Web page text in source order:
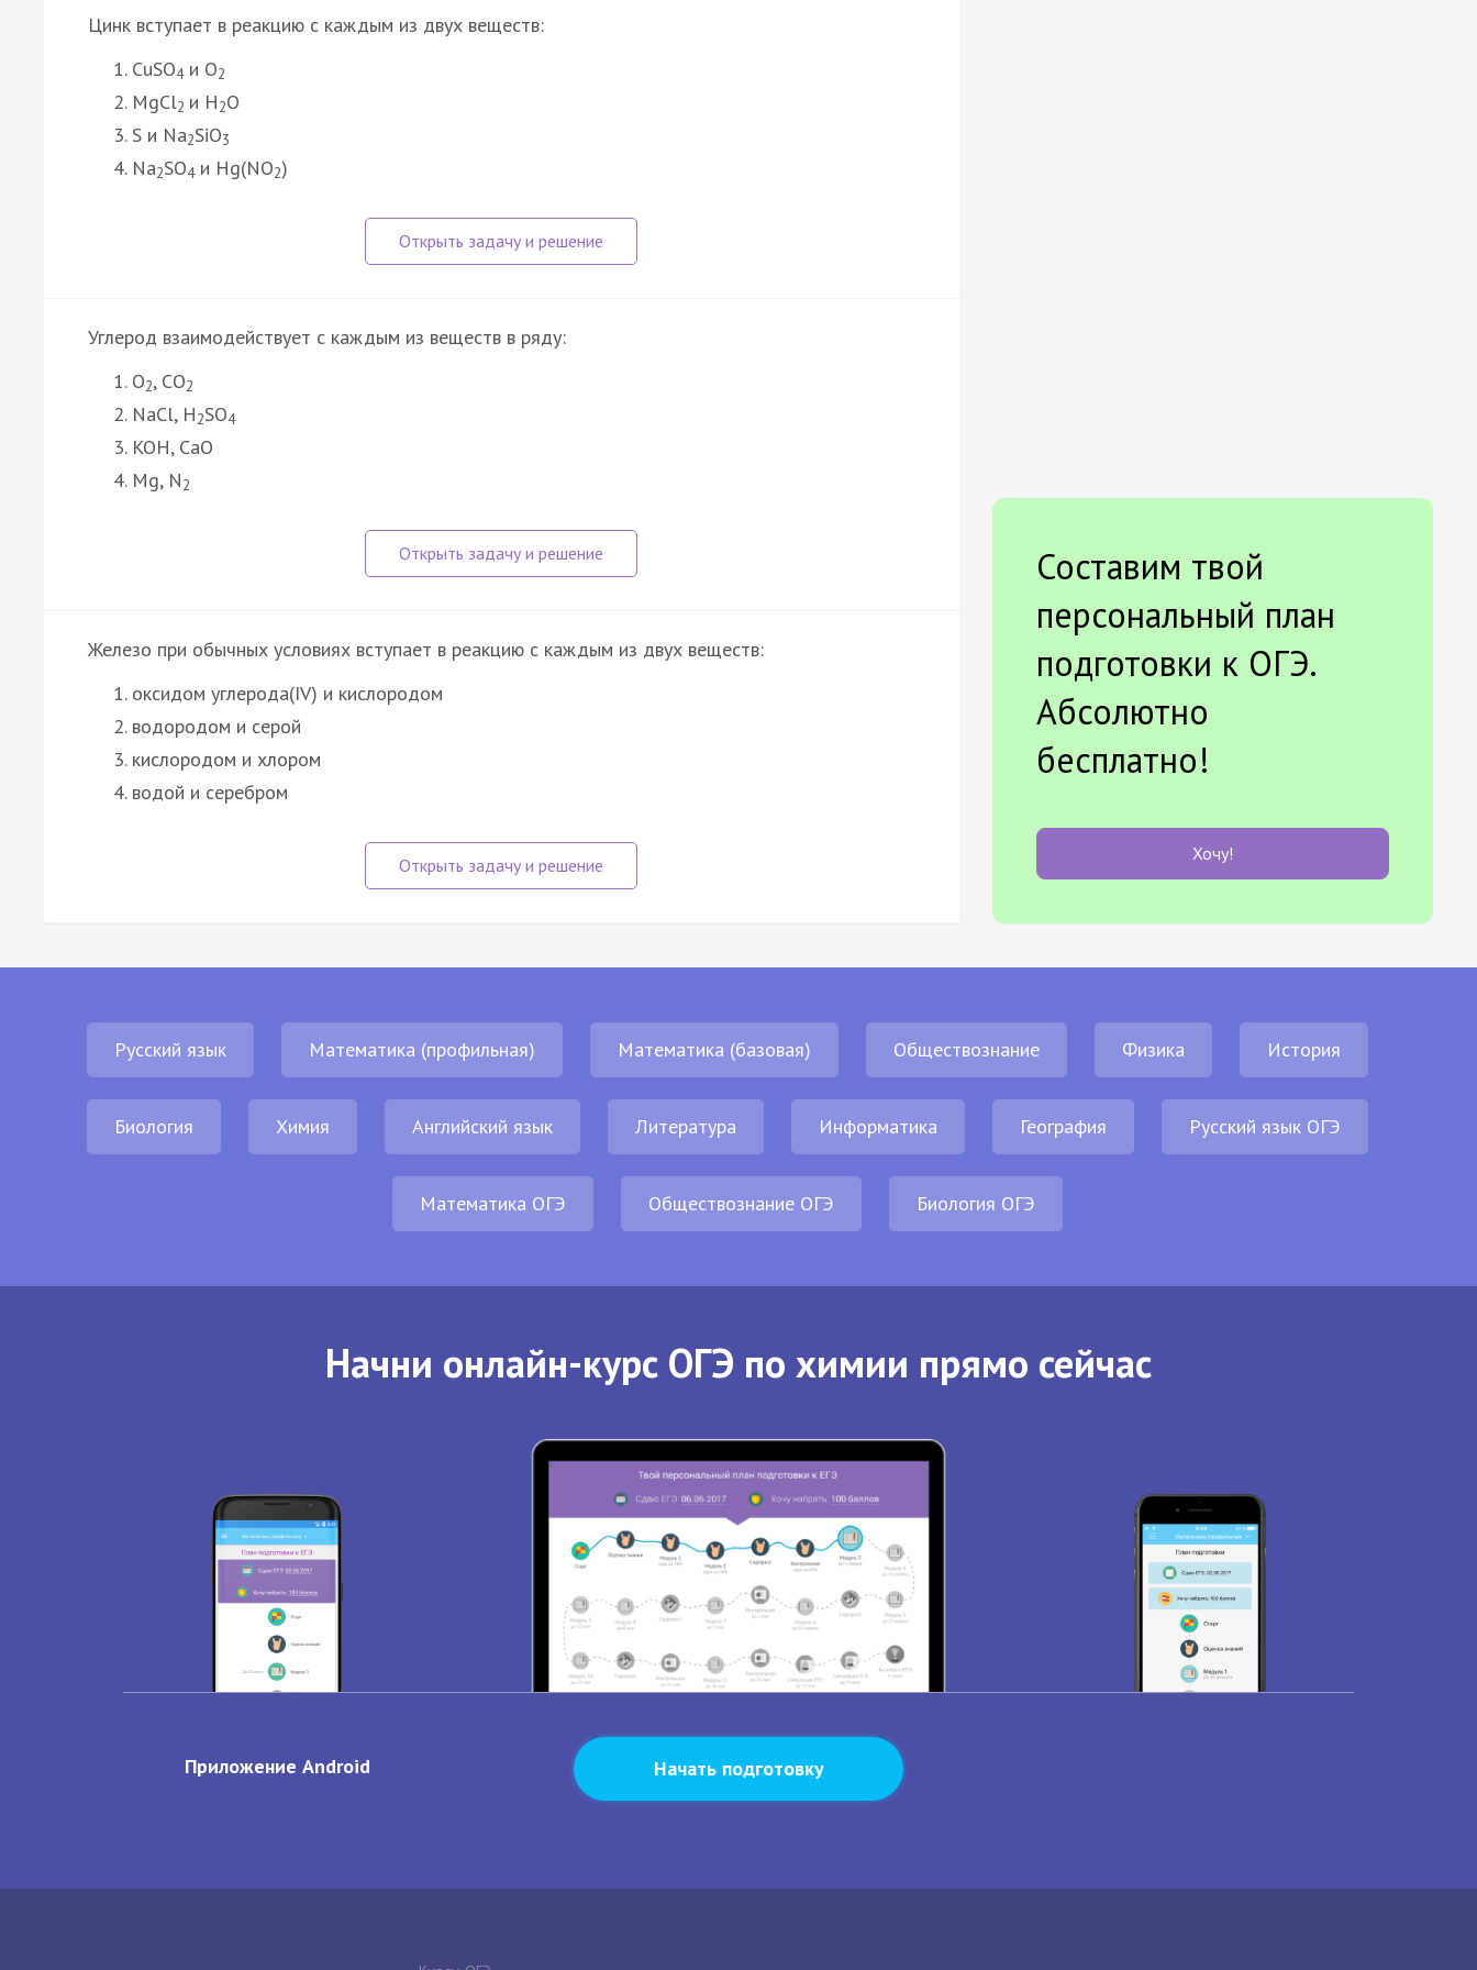
Цинк вступает в реакцию с каждым из двух веществ:
CuSO4и O2
MgCl2 и H2O
S и Na2SiO3
Na2SO4и Hg(NO2)
Углерод взаимодействует с каждым из веществ в ряду:
O2, CO2
NaCl, H2SO4
KOH, CaO
Mg, N2
Железо при обычных условиях вступает в реакцию с каждым из двух веществ:
оксидом углерода(IV) и кислородом
водородом и серой
кислородом и хлором
водой и серебром
Составим твой
персональный план
подготовки к ОГЭ.
Абсолютно
бесплатно!
Хочу!
Русский язык Математика (профильная) Математика (базовая) Обществознание Физика История
Биология Химия Английский язык Литература Информатика География Русский язык ОГЭ
Математика ОГЭ Обществознание ОГЭ Биология ОГЭ
Начни онлайн-курс ОГЭ по химии прямо сейчас
Приложение Android Начать подготовку